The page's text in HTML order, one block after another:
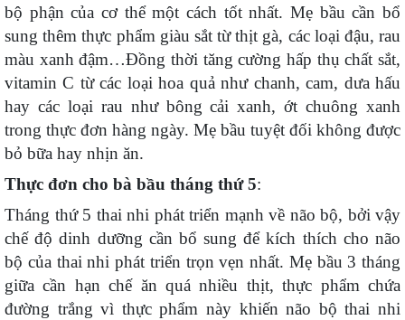
bộ phận của cơ thể một cách tốt nhất. Mẹ bầu cần bổ
sung thêm thực phẩm giàu sắt từ thịt gà, các loại đậu, rau
màu xanh đậm…Đồng thời tăng cường hấp thụ chất sắt,
vitamin C từ các loại hoa quả như chanh, cam, dưa hấu
hay các loại rau như bông cải xanh, ớt chuông xanh
trong thực đơn hàng ngày. Mẹ bầu tuyệt đối không được
bỏ bữa hay nhịn ăn.
Thực đơn cho bà bầu tháng thứ 5:
Tháng thứ 5 thai nhi phát triển mạnh về não bộ, bởi vậy
chế độ dinh dưỡng cần bổ sung để kích thích cho não
bộ của thai nhi phát triển trọn vẹn nhất. Mẹ bầu 3 tháng
giữa cần hạn chế ăn quá nhiều thịt, thực phẩm chứa
đường trắng vì thực phẩm này khiến não bộ thai nhi